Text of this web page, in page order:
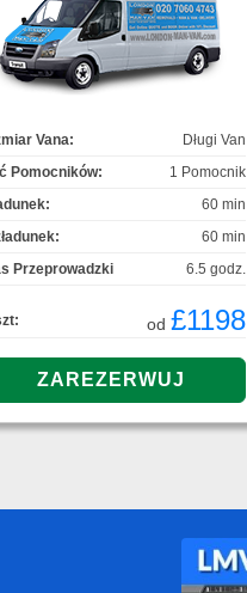
Vana:
Długi Van
Pomocników:
1 Pomocnik
60 min
60 min
Przeprowadzki
6.5 godz.
od £1198